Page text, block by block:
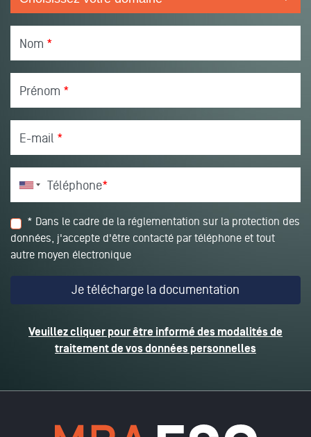
Nom *
Prénom *
E-mail *
Téléphone*
* Dans le cadre de la réglementation sur la protection des
données, j'accepte d'être contacté par téléphone et tout
autre moyen électronique
Veuillez cliquer pour être informé des modalités de
traitement de vos données personnelles